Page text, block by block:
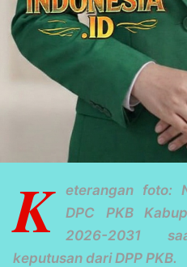
K
eterangan foto:
DPC PKB
2026-2031
keputusan dari DPP PKB.